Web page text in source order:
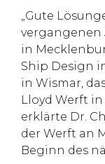
„Gute
vergangenen
in
Ship Design
in Wismar,
Lloyd Werft
erklärte Dr.
der Werft an
Beginn des